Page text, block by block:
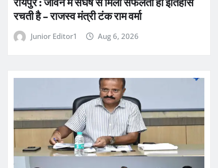
रचती है – राजस्व मंत्री टंक राम वर्मा
Junior Editor1 Aug 6, 2026